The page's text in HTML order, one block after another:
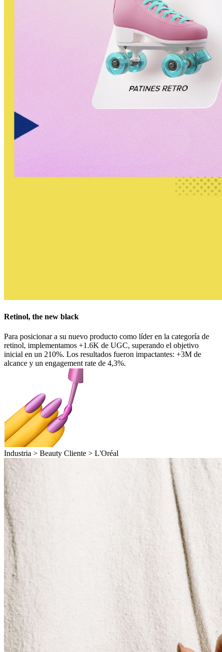
Retinol, the new black
Para posicionar a su nuevo producto como líder en la categoría de
retinol, implementamos +1.6K de UGC, superando el objetivo
inicial en un 210%. Los resultados fueron impactantes: +3M de
alcance y un engagement rate de 4,3%.
Industria > Beauty Cliente > L'Oréal